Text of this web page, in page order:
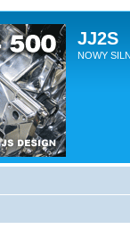
JJ2S
NOWY